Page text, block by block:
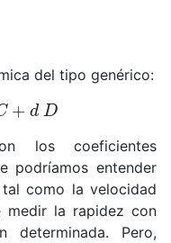
del tipo genérico:
+ d D
los coeficientes
podríamos entender
como la velocidad
medir la rapidez con
determinada. Pero,